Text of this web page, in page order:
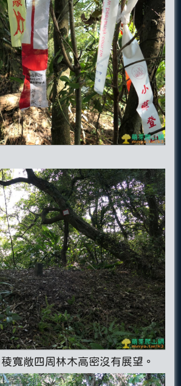
寬敞四周林木高密沒有展望。